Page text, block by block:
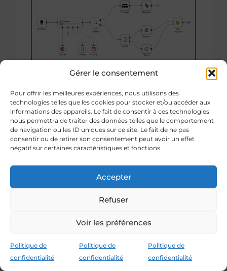
Gérer le consentement
Pour offrir les meilleures expériences, nous utilisons des
technologies telles que les cookies pour stocker et/ou accéder aux
informations des appareils. Le fait de consentir à ces technologies
nous permettra de traiter des données telles que le comportement
de navigation ou les ID uniques sur ce site. Le fait de ne pas
consentir ou de retirer son consentement peut avoir un effet
négatif sur certaines caractéristiques et fonctions.
Accepter
Refuser
Voir les préférences
Politique de
confidentialité
Politique de
confidentialité
Politique de
confidentialité
Puis,
le set-up
Lancer un
Workflows
opérationnels : CRM,
factures, support,
relances, reporting,
onboarding.
scénarios en
et des procédures
besoin.